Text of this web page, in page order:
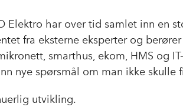
Elektro har over tid samlet inn en
fra eksterne eksperter og
smarthus, ekom, HMS og
nye spørsmål om man ikke skulle
utvikling.